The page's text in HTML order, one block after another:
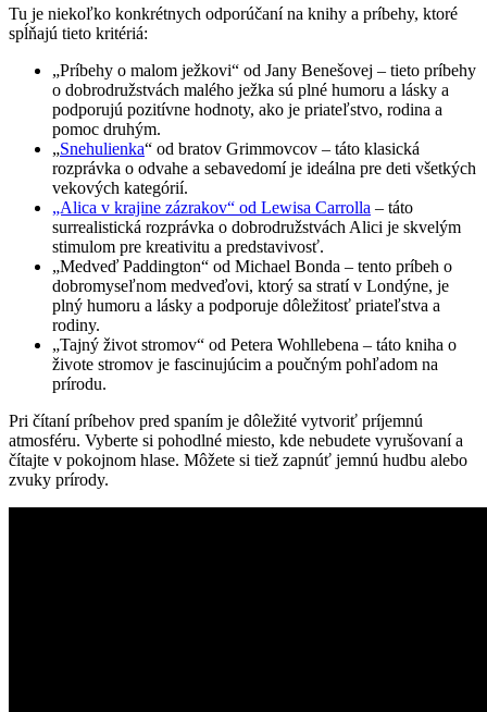
Tu je niekoľko konkrétnych odporúčaní na knihy a príbehy, ktoré
spĺňajú tieto kritériá:
„Príbehy o malom ježkovi“ od Jany Benešovej – tieto príbehy
o dobrodružstvách malého ježka sú plné humoru a lásky a
podporujú pozitívne hodnoty, ako je priateľstvo, rodina a
pomoc druhým.
„Snehulienka“ od bratov Grimmovcov – táto klasická
rozprávka o odvahe a sebavedomí je ideálna pre deti všetkých
vekových kategórií.
„Alica v krajine zázrakov“ od Lewisa Carrolla – táto
surrealistická rozprávka o dobrodružstvách Alici je skvelým
stimulom pre kreativitu a predstavivosť.
„Medveď Paddington“ od Michael Bonda – tento príbeh o
dobromyseľnom medveďovi, ktorý sa stratí v Londýne, je
plný humoru a lásky a podporuje dôležitosť priateľstva a
rodiny.
„Tajný život stromov“ od Petera Wohllebena – táto kniha o
živote stromov je fascinujúcim a poučným pohľadom na
prírodu.
Pri čítaní príbehov pred spaním je dôležité vytvoriť príjemnú
atmosféru. Vyberte si pohodlné miesto, kde nebudete vyrušovaní a
čítajte v pokojnom hlase. Môžete si tiež zapnúť jemnú hudbu alebo
zvuky prírody.